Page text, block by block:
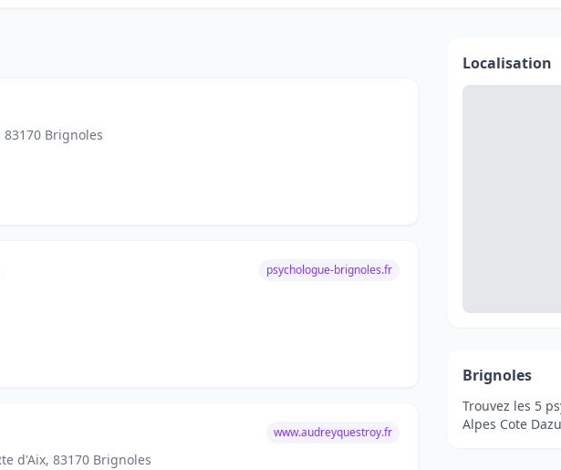
Brignoles
psychologue-brignoles.fr
d'Aix, 83170 Brignoles
www.audreyquestroy.fr
Localisation
Brignoles
Trouvez les 5
Alpes Cote